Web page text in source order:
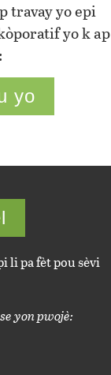
travay yo epi
yo k ap
yo
li pa fèt pou sèvi
yon pwojè: